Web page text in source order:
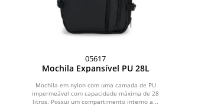
05617
Mochila Expansível PU 28L
Mochila em nylon com uma camada de PU
impermeável com capacidade máxima de 28
litros. Possui um compartimento interno a...